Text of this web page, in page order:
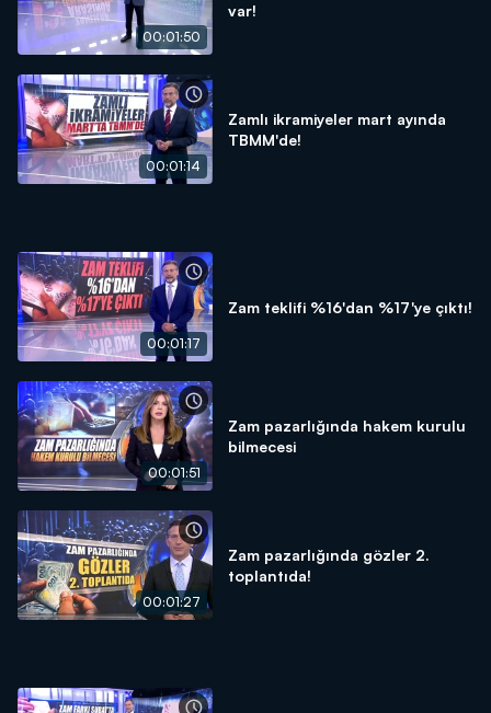
00:01:50
var!
00:01:14
Zamlı ikramiyeler mart ayında
TBMM'de!
00:01:17
Zam teklifi %16'dan %17'ye çıktı!
00:01:51
Zam pazarlığında hakem kurulu
bilmecesi
00:01:27
Zam pazarlığında gözler 2.
toplantıda!